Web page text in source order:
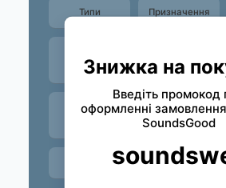
Типи Призначення
Строй та
Поради